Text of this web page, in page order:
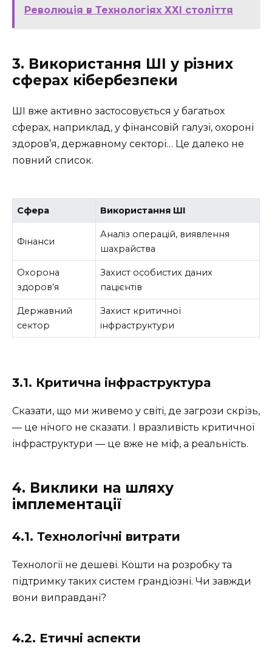
Революція в Технологіях ХХІ століття
3. Використання ШІ у різних
сферах кібербезпеки
ШІ вже активно застосовується у багатьох
сферах, наприклад, у фінансовій галузі, охороні
здоров’я, державному секторі… Це далеко не
повний список.
Сфера Використання ШІ
Фінанси
Аналіз операцій, виявлення
шахрайства
Охорона
здоров’я
Захист особистих даних
пацієнтів
Державний
сектор
Захист критичної
інфраструктури
3.1. Критична інфраструктура
Сказати, що ми живемо у світі, де загрози скрізь,
— це нічого не сказати. І вразливість критичної
інфраструктури — це вже не міф, а реальність.
4. Виклики на шляху
імплементації
4.1. Технологічні витрати
Технології не дешеві. Кошти на розробку та
підтримку таких систем грандіозні. Чи завжди
вони виправдані?
4.2. Етичні аспекти